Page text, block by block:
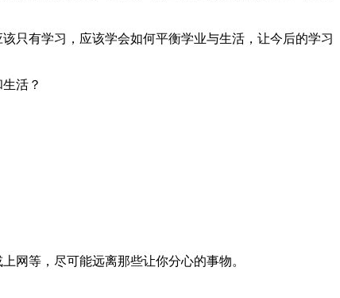
只有学习，应该学会如何平衡学业与生活，让今后的学习
活？
网等，尽可能远离那些让你分心的事物。